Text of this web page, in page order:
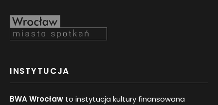
INSTYTUCJA
BWA Wrocław to instytucja kultury finansowana